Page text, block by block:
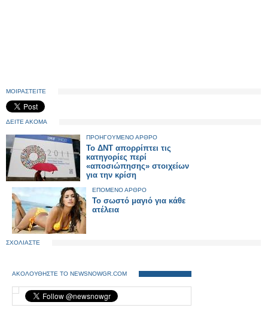
ΜΟΙΡΑΣΤΕΙΤΕ
ΔΕΙΤΕ ΑΚΟΜΑ
ΠΡΟΗΓΟΥΜΕΝΟ ΑΡΘΡΟ
Το ΔΝΤ απορρίπτει τις
κατηγορίες περί
«αποσιώπησης» στοιχείων
για την κρίση
ΕΠΟΜΕΝΟ ΑΡΘΡΟ
To σωστό μαγιό για κάθε
ατέλεια
ΣΧΟΛΙΑΣΤΕ
ΑΚΟΛΟΥΘΗΣΤΕ ΤΟ NEWSNOWGR.COM